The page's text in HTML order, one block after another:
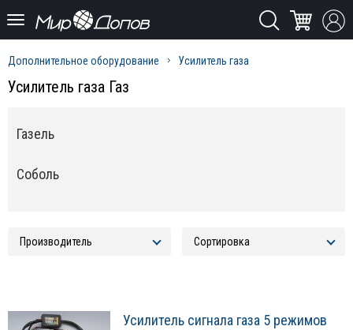
Дополнительное оборудование Усилитель газа
Усилитель газа Газ
Газель
Соболь
Усилитель сигнала газа 5 режимов